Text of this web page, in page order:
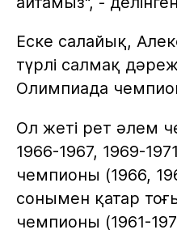
Еске салайық,
түрлі салмақ
Олимпиада
Ол жеті рет әлем
1966-1967, 1969-
чемпионы (1966,
сонымен қатар
чемпионы (1961-